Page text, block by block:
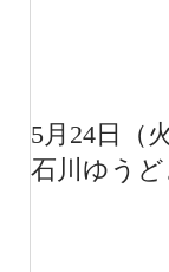
5月24日（
石川ゆう